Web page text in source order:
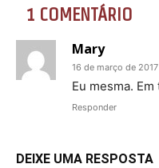
1 COMENTÁRIO
Mary
16 de março de
Eu mesma. Em
Responder
DEIXE UMA RESPOSTA